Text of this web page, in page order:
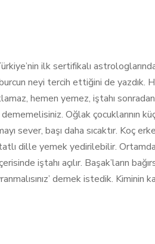
ilk sertifikalı
neyi tercih ettiğini de
hemen yemez, iştahı
Oğlak çocuklarının
sever, başı daha sıcaktır. Koç
dille yemek yedirilebilir.
iştahı açılır. Başak’ların
demek istedik.